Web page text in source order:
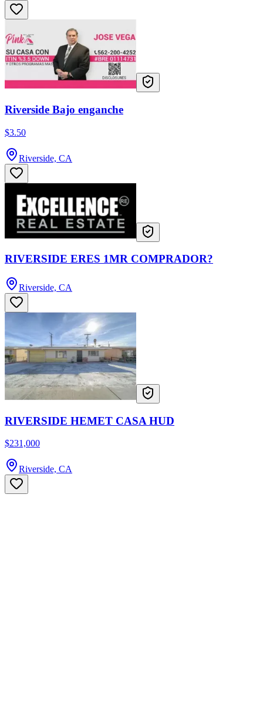
Riverside Bajo enganche
$3.50
Riverside, CA
RIVERSIDE ERES 1MR COMPRADOR?
Riverside, CA
RIVERSIDE HEMET CASA HUD
$231,000
Riverside, CA